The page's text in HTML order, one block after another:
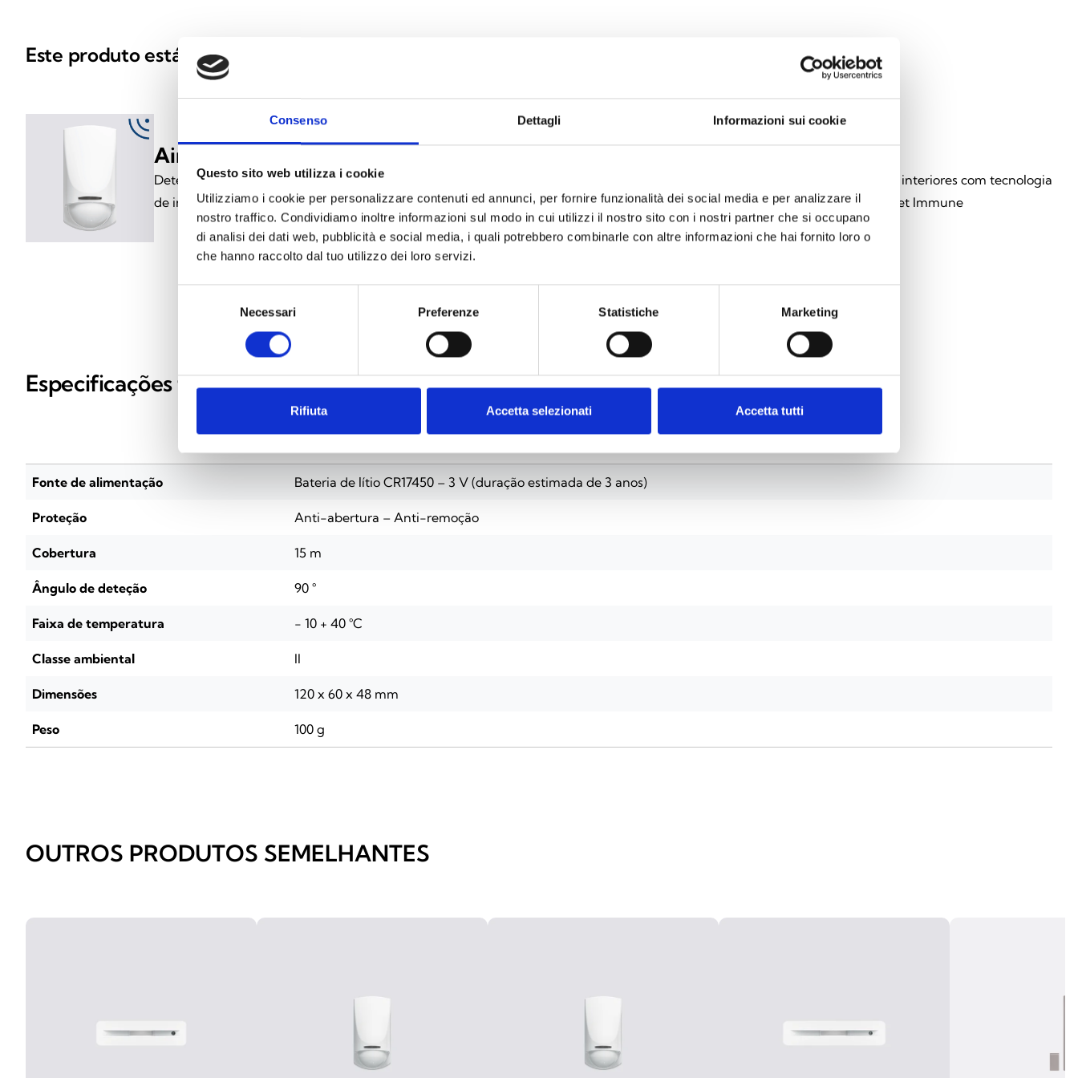
Consenso Dettagli Informazioni sui cookie
Questo sito web utilizza i cookie
Utilizziamo i cookie per personalizzare contenuti ed annunci, per fornire funzionalità dei social media e per analizzare il
nostro traffico. Condividiamo inoltre informazioni sul modo in cui utilizzi il nostro sito con i nostri partner che si occupano
di analisi dei dati web, pubblicità e social media, i quali potrebbero combinarle con altre informazioni che hai fornito loro o
che hanno raccolto dal tuo utilizzo dei loro servizi.
Necessari Preferenze Statistiche Marketing
Rifiuta Accetta selezionati Accetta tutti
Este produto está disponível nas seguintes versões
Air2-QIR200W
Detetor de movimento sem fios para interiores com tecnologia
de infravermelhos passivos
Detetor de movimento sem fios para interiores com tecnologia
de infravermelhos passivos, versão Pet Immune
Especificações técnicas
Fonte de alimentação Bateria de lítio CR17450 – 3 V (duração estimada de 3 anos)
Proteção Anti-abertura – Anti-remoção
Cobertura 15 m
Ângulo de deteção 90 °
Faixa de temperatura - 10 + 40 °C
Classe ambiental II
Dimensões 120 x 60 x 48 mm
Peso 100 g
OUTROS PRODUTOS SEMELHANTES